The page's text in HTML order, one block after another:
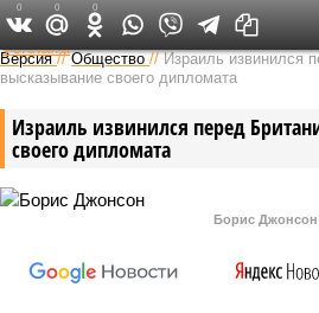
Федеральный
Версия //Общество //Израиль извинился
высказывание своего дипломата
Израиль извинился перед
своего дипломата
Борис Джонсон
0 0 0